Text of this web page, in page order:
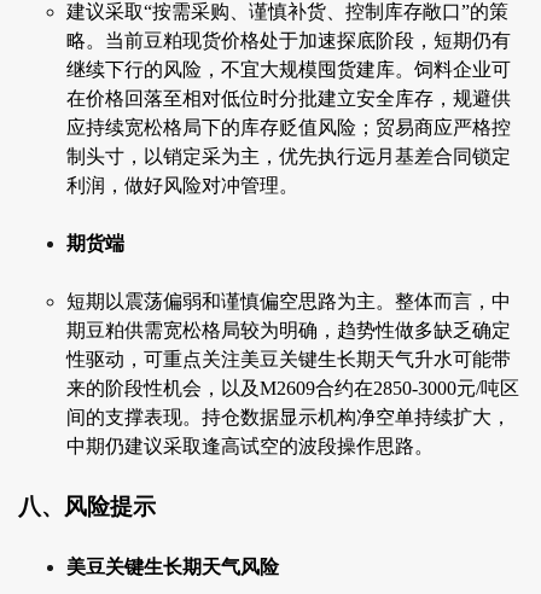
建议采取“按需采购、谨慎补货、控制库存敞口”的策
略。当前豆粕现货价格处于加速探底阶段，短期仍有
继续下行的风险，不宜大规模囤货建库。饲料企业可
在价格回落至相对低位时分批建立安全库存，规避供
应持续宽松格局下的库存贬值风险；贸易商应严格控
制头寸，以销定采为主，优先执行远月基差合同锁定
利润，做好风险对冲管理。
期货端
短期以震荡偏弱和谨慎偏空思路为主。整体而言，中
期豆粕供需宽松格局较为明确，趋势性做多缺乏确定
性驱动，可重点关注美豆关键生长期天气升水可能带
来的阶段性机会，以及M2609合约在2850-3000元/吨区
间的支撑表现。持仓数据显示机构净空单持续扩大，
中期仍建议采取逢高试空的波段操作思路。
八、风险提示
美豆关键生长期天气风险